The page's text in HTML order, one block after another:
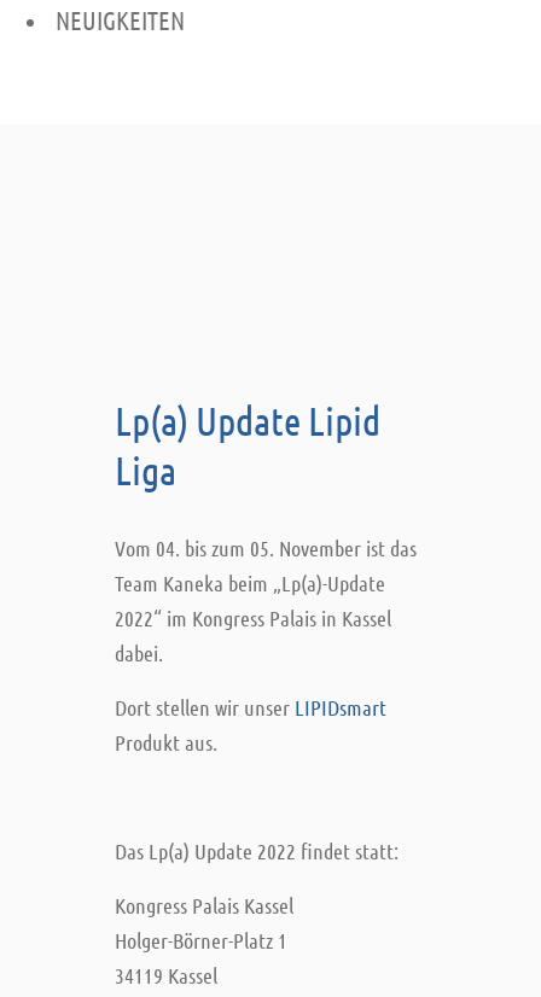
NEUIGKEITEN
Lp(a) Update Lipid
Liga
Vom 04. bis zum 05. November ist das
Team Kaneka beim „Lp(a)-Update
2022“ im Kongress Palais in Kassel
dabei.
Dort stellen wir unser LIPIDsmart
Produkt aus.
Das Lp(a) Update 2022 findet statt:
Kongress Palais Kassel
Holger-Börner-Platz 1
34119 Kassel